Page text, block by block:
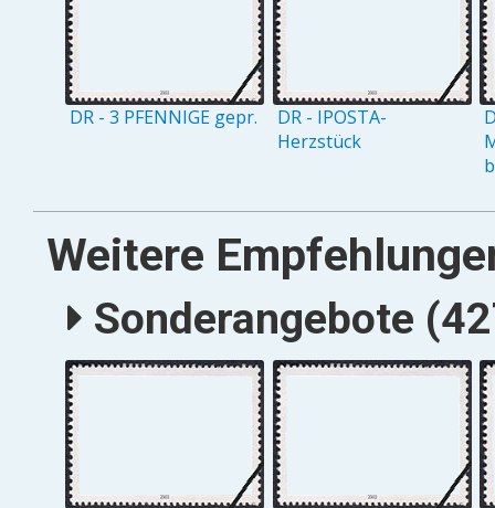
DR - 3 PFENNIGE gepr.
DR - IPOSTA-
Herzstück
Weitere
Sonderangebote